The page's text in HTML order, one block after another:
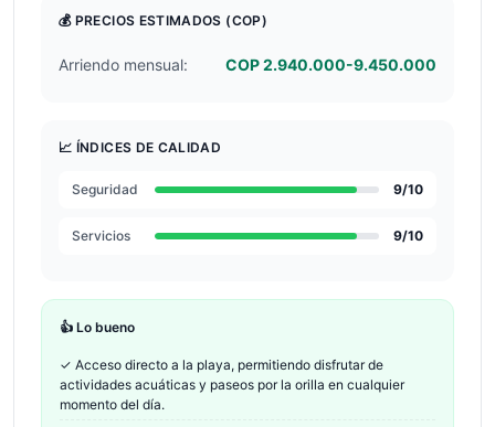
💰 PRECIOS ESTIMADOS (COP)
Arriendo mensual: COP 2.940.000-9.450.000
📈 ÍNDICES DE CALIDAD
Seguridad 9/10
Servicios 9/10
👍 Lo bueno
✓ Acceso directo a la playa, permitiendo disfrutar de
actividades acuáticas y paseos por la orilla en cualquier
momento del día.